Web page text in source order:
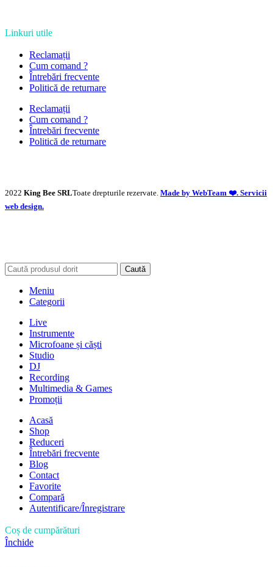
Linkuri utile
Reclamații
Cum comand ?
Întrebări frecvente
Politică de returnare
Reclamații
Cum comand ?
Întrebări frecvente
Politică de returnare
2022 King Bee SRLToate drepturile rezervate. Made by WebTeam ❤️. Servicii
web design.
Caută
Meniu
Categorii
Live
Instrumente
Microfoane și căști
Studio
DJ
Recording
Multimedia & Games
Promoții
Acasă
Shop
Reduceri
Întrebări frecvente
Blog
Contact
Favorite
Compară
Autentificare/Înregistrare
Coș de cumpărături
Închide